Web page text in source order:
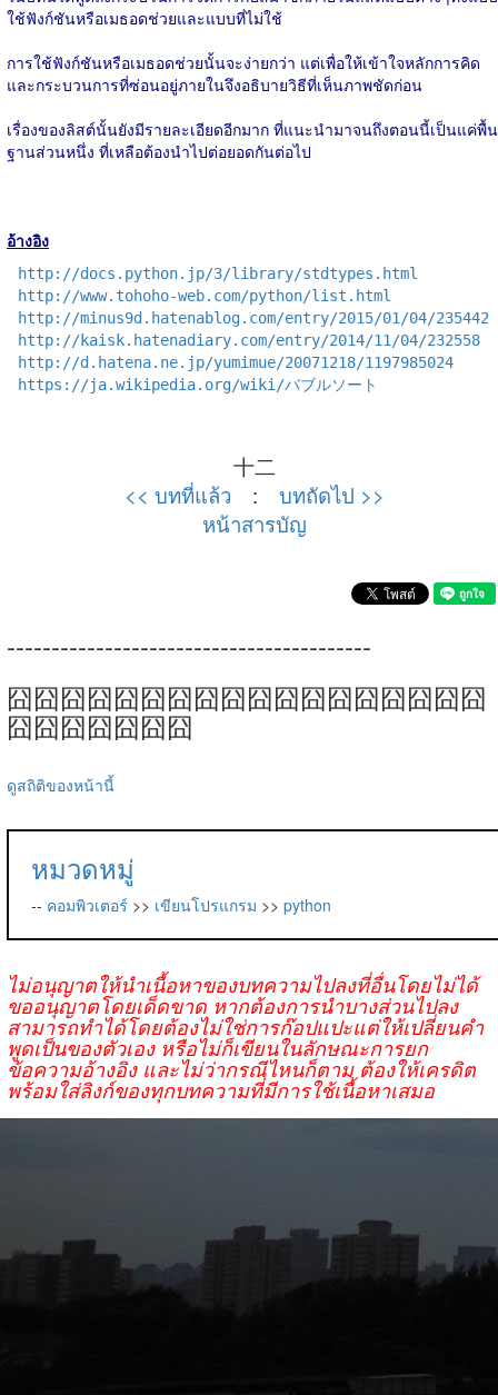
ใช้ฟังก์ชันหรือเมธอดช่วยและแบบที่ไม่ใช้
การใช้ฟังก์ชันหรือเมธอดช่วยนั้นจะง่ายกว่า แต่เพื่อให้เข้าใจหลักการคิด
และกระบวนการที่ซ่อนอยู่ภายในจึงอธิบายวิธีที่เห็นภาพชัดก่อน
เรื่องของลิสต์นั้นยังมีรายละเอียดอีกมาก ที่แนะนำมาจนถึงตอนนี้เป็นแค่พื้น
ฐานส่วนหนึ่ง ที่เหลือต้องนำไปต่อยอดกันต่อไป
อ้างอิง
http://docs.python.jp/3/library/stdtypes.html
http://www.tohoho-web.com/python/list.html
http://minus9d.hatenablog.com/entry/2015/01/04/235442
http://kaisk.hatenadiary.com/entry/2014/11/04/232558
http://d.hatena.ne.jp/yumimue/20071218/1197985024
https://ja.wikipedia.org/wiki/バブルソート
十二
<< บทที่แล้ว : บทถัดไป >>
หน้าสารบัญ
-----------------------------------------
囧囧囧囧囧囧囧囧囧囧囧囧囧囧囧囧囧囧
囧囧囧囧囧囧囧
ดูสถิติของหน้านี้
หมวดหมู่
-- คอมพิวเตอร์ >> เขียนโปรแกรม >> python
ไม่อนุญาตให้นำเนื้อหาของบทความไปลงที่อื่นโดยไม่ได้
ขออนุญาตโดยเด็ดขาด หากต้องการนำบางส่วนไปลง
สามารถทำได้โดยต้องไม่ใช่การก๊อปแปะแต่ให้เปลี่ยนคำ
พูดเป็นของตัวเอง หรือไม่ก็เขียนในลักษณะการยก
ข้อความอ้างอิง และไม่ว่ากรณีไหนก็ตาม ต้องให้เครดิต
พร้อมใส่ลิงก์ของทุกบทความที่มีการใช้เนื้อหาเสมอ